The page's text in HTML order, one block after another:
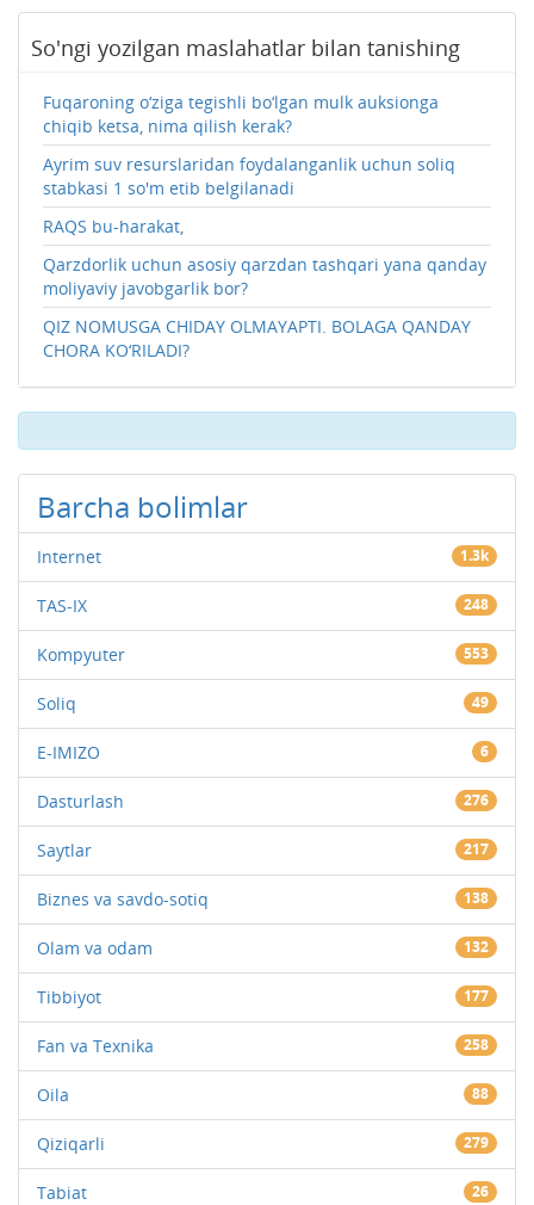
So'ngi yozilgan maslahatlar bilan tanishing
Fuqaroning o‘ziga tegishli bo‘lgan mulk auksionga
chiqib ketsa, nima qilish kerak?
Ayrim suv resurslaridan foydalanganlik uchun soliq
stabkasi 1 so'm etib belgilanadi
RAQS bu-harakat,
Qarzdorlik uchun asosiy qarzdan tashqari yana qanday
moliyaviy javobgarlik bor?
QIZ NOMUSGA CHIDAY OLMAYAPTI. BOLAGA QANDAY
CHORA KO‘RILADI?
Barcha bolimlar
Internet 1.3k
TAS-IX 248
Kompyuter 553
Soliq 49
E-IMIZO 6
Dasturlash 276
Saytlar 217
Biznes va savdo-sotiq 138
Olam va odam 132
Tibbiyot 177
Fan va Texnika 258
Oila 88
Qiziqarli 279
Tabiat 26